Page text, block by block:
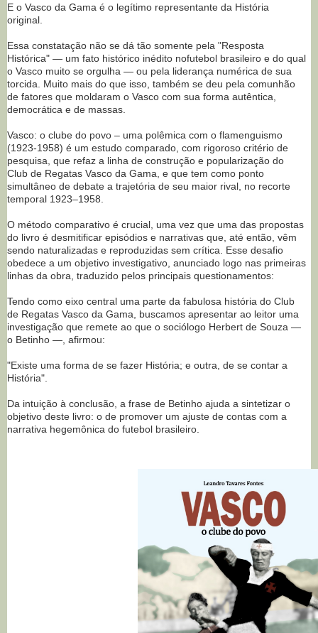
E o Vasco da Gama é o legítimo representante da História
original.
Essa constatação não se dá tão somente pela "Resposta
Histórica" — um fato histórico inédito nofutebol brasileiro e do qual
o Vasco muito se orgulha — ou pela liderança numérica de sua
torcida. Muito mais do que isso, também se deu pela comunhão
de fatores que moldaram o Vasco com sua forma autêntica,
democrática e de massas.
Vasco: o clube do povo – uma polêmica com o flamenguismo
(1923-1958) é um estudo comparado, com rigoroso critério de
pesquisa, que refaz a linha de construção e popularização do
Club de Regatas Vasco da Gama, e que tem como ponto
simultâneo de debate a trajetória de seu maior rival, no recorte
temporal 1923–1958.
O método comparativo é crucial, uma vez que uma das propostas
do livro é desmitificar episódios e narrativas que, até então, vêm
sendo naturalizadas e reproduzidas sem crítica. Esse desafio
obedece a um objetivo investigativo, anunciado logo nas primeiras
linhas da obra, traduzido pelos principais questionamentos:
Tendo como eixo central uma parte da fabulosa história do Club
de Regatas Vasco da Gama, buscamos apresentar ao leitor uma
investigação que remete ao que o sociólogo Herbert de Souza —
o Betinho —, afirmou:
"Existe uma forma de se fazer História; e outra, de se contar a
História".
Da intuição à conclusão, a frase de Betinho ajuda a sintetizar o
objetivo deste livro: o de promover um ajuste de contas com a
narrativa hegemônica do futebol brasileiro.